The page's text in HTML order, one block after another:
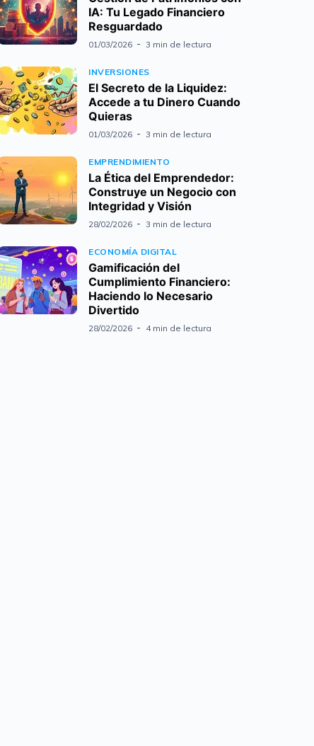
IA: Tu Legado Financiero
Resguardado
01/03/2026 3 min de lectura
INVERSIONES
El Secreto de la Liquidez:
Accede a tu Dinero Cuando
Quieras
01/03/2026 3 min de lectura
EMPRENDIMIENTO
La Ética del Emprendedor:
Construye un Negocio con
Integridad y Visión
28/02/2026 3 min de lectura
ECONOMÍA DIGITAL
Gamificación del
Cumplimiento Financiero:
Haciendo lo Necesario
Divertido
28/02/2026 4 min de lectura